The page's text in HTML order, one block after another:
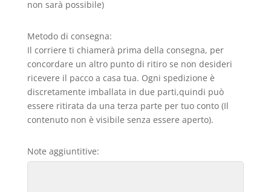
non sarà possibile)
Metodo di consegna:
Il corriere ti chiamerà prima della consegna, per
concordare un altro punto di ritiro se non desideri
ricevere il pacco a casa tua. Ogni spedizione è
discretamente imballata in due parti,quindi può
essere ritirata da una terza parte per tuo conto (Il
contenuto non è visibile senza essere aperto).
Note aggiuntitive: